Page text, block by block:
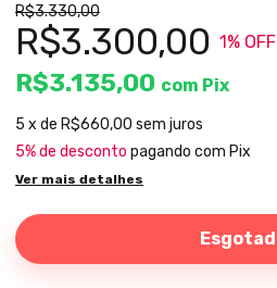
R$3.330,00
R$3.300,00 1% OFF
R$3.135,00 com Pix
5 x de R$660,00 sem juros
5% de desconto pagando com Pix
Ver mais detalhes